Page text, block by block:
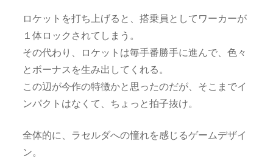
ロケットを打ち上げると、搭乗員としてワーカーが
１体ロックされてしまう。
その代わり、ロケットは毎手番勝手に進んで、色々
とボーナスを生み出してくれる。
この辺が今作の特徴かと思ったのだが、そこまでイ
ンパクトはなくて、ちょっと拍子抜け。
全体的に、ラセルダへの憧れを感じるゲームデザイ
ン。